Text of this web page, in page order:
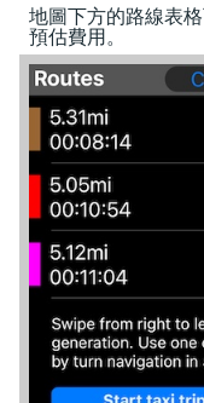
地圖下方的路線表
預估費用。